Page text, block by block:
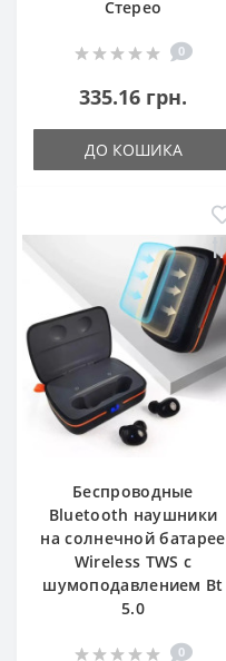
Стерео
0
335.16 грн.
ДО КОШИКА
Беспроводные
Bluetooth наушники
на солнечной батарее
Wireless TWS с
шумоподавлением Bt
5.0
0